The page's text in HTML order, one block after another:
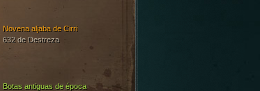
Botas antiguas de época
Novena aljaba de Cirri
632 de Destreza